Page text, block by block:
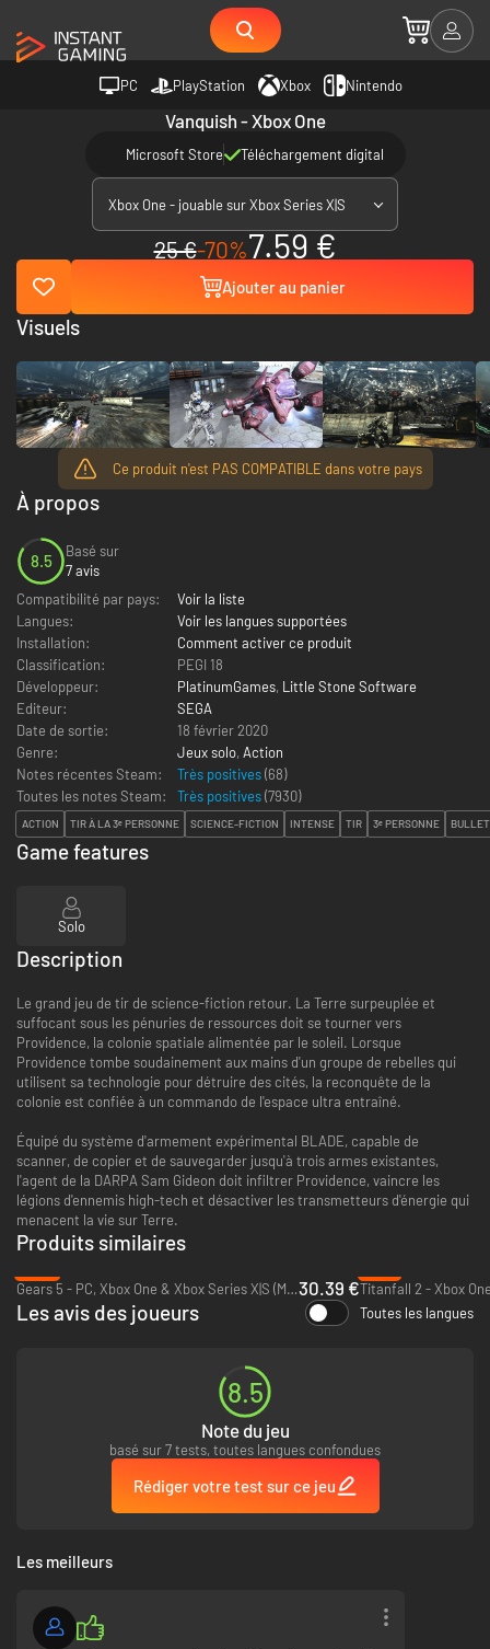
PC PlayStation Xbox Nintendo
Vanquish - Xbox One
Microsoft Store Téléchargement digital
Xbox One - jouable sur Xbox Series X|S
25 €-70%7.59 €
Ajouter au panier
Ce produit n'est PAS COMPATIBLE dans votre pays
À propos
8.5
Basé sur
7 avis
Compatibilité par pays:
Voir la liste
Langues:
Voir les langues supportées
Installation:
Comment activer ce produit
Classification:
PEGI 18
Développeur:
PlatinumGames, Little Stone Software
Editeur:
SEGA
Date de sortie:
18 février 2020
Genre:
Jeux solo, Action
Notes récentes Steam:
Très positives(68)
Toutes les notes Steam:
Très positives(7930)
ACTION TIR À LA 3ᵉ PERSONNE SCIENCE-FICTION INTENSE TIR 3ᵉ PERSONNE
Visuels
Game features
Solo
Description
Le grand jeu de tir de science-fiction retour. La Terre surpeuplée et
suffocant sous les pénuries de ressources doit se tourner vers
Providence, la colonie spatiale alimentée par le soleil. Lorsque
Providence tombe soudainement aux mains d'un groupe de rebelles qui
utilisent sa technologie pour détruire des cités, la reconquête de la
colonie est confiée à un commando de l'espace ultra entraîné.
Équipé du système d'armement expérimental BLADE, capable de
scanner, de copier et de sauvegarder jusqu'à trois armes existantes,
l'agent de la DARPA Sam Gideon doit infiltrer Providence, vaincre les
légions d'ennemis high-tech et désactiver les transmetteurs d'énergie qui
menacent la vie sur Terre.
Produits similaires
Gears 5 - PC, Xbox One & Xbox Series X|S (Microsoft Store)30.39 €Titanfall 2 - Xbox
Les avis des joueurs Toutes les langues
8.5
Note du jeu
basé sur 7 tests, toutes langues confondues
Rédiger votre test sur ce jeu
Les meilleurs